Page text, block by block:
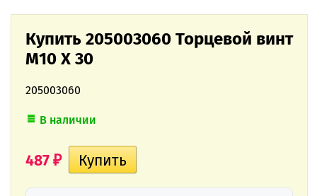
Купить 205003060 Торцевой винт
M10 X 30
205003060
В наличии
487 ₽